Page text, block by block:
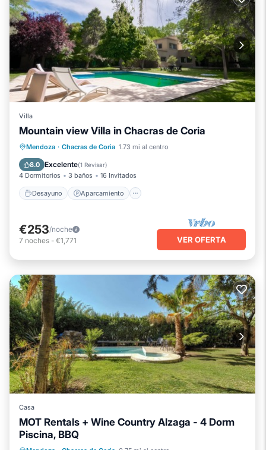
Villa
Mountain view Villa in Chacras de Coria
Mendoza · Chacras de Coria 1.73 mi al centro
8.0 Excelente(1 Revisar)
4 Dormitorios 3 baños 16 Invitados
Desayuno Aparcamiento
Desayuno Aparcamiento
Balcón/Terraza
€253/noche
7 noches - €1,771 VER OFERTA
Casa
MOT Rentals + Wine Country Alzaga - 4 Dorm
Piscina, BBQ